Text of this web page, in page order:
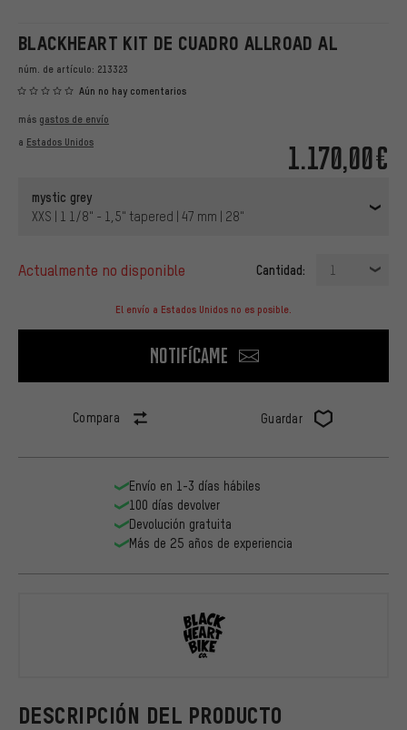
BLACKHEART KIT DE CUADRO ALLROAD AL
núm. de artículo: 213323
Aún no hay comentarios
1.170,00€
más gastos de envío
a Estados Unidos
mystic grey
XXS | 1 1/8" - 1,5" tapered | 47 mm | 28"
actualmente no disponible Cantidad: 1
El envío a Estados Unidos no es posible.
Notifícame
Compara Guardar
DESCRIPCIÓN DEL PRODUCTO
Envío en 1-3 días hábiles
100 días devolver
Devolución gratuita
Más de 25 años de experiencia